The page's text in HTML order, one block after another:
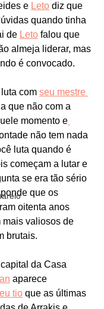
e Leto diz que
quando tinha
de Leto falou que
almeja liderar, mas
é convocado.
com seu mestre
que não com a
momento e
não tem nada
luta quando é
começam a lutar e
se era tão sério
que os
oitenta anos
mais valiosos de
brutais.
da Casa
aparece
tio que as últimas